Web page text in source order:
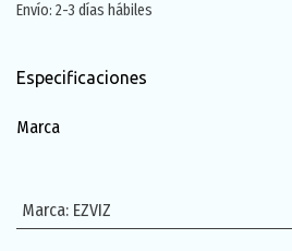
Envío: 2-3 días hábiles
Especificaciones
Marca
Marca: EZVIZ